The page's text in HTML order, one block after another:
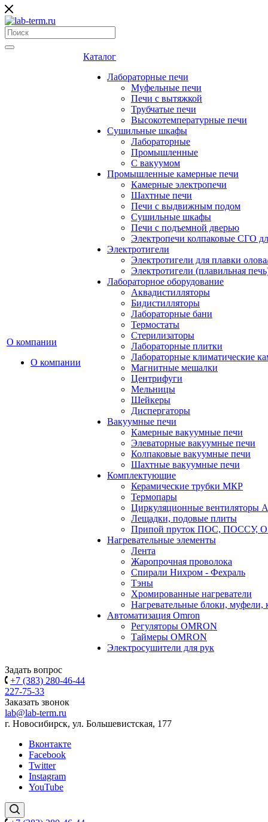
О компании
О компании
Каталог
Лабораторные печи
Муфельные печи
Печи с вытяжкой
Трубчатые печи
Высокотемпературные печи
Сушильные шкафы
Лабораторные
Промышленные
С вакуумом
Промышленные камерные печи
Камерные электропечи
Шахтные печи
Печи с выдвижным подом
Сушильные шкафы
Печи с подъемной дверью
Электропечи колпаковые СГО
Электротигели
Электротигели для плавки
Электротигели (плавильная
Лабораторное оборудование
Аквадистилляторы
Бидистилляторы
Лабораторные бани
Термостаты
Стерилизаторы
Лабораторные плитки
Лабораторные климатические
Магнитные мешалки
Центрифуги
Мельницы
Шейкеры
Диспергаторы
Вакуумные печи
Камерные вакуумные печи
Элеваторные вакуумные печи
Колпаковые вакуумные печи
Шахтные вакуумные печи
Комплектующие
Керамические трубки МКР
Термопары
Циркуляционные вентиляторы
Лещадки, подовые плиты
Припой пруток ПОС, ПОССУ,
Нагревательные элементы
Лента
Жаропрочная проволока
Спирали Нихром - Фехраль
Тэны
Хромированные нагреватели
Нагревательные блоки, муфели,
Автоматизация Omron
Регуляторы OMRON
Таймеры OMRON
Электросушители для рук
Задать вопрос
+7 (383) 280-46-44
227-75-33
Заказать звонок
lab@lab-term.ru
г. Новосибирск, ул. Большевистская, 177
Вконтакте
Facebook
Twitter
Instagram
YouTube